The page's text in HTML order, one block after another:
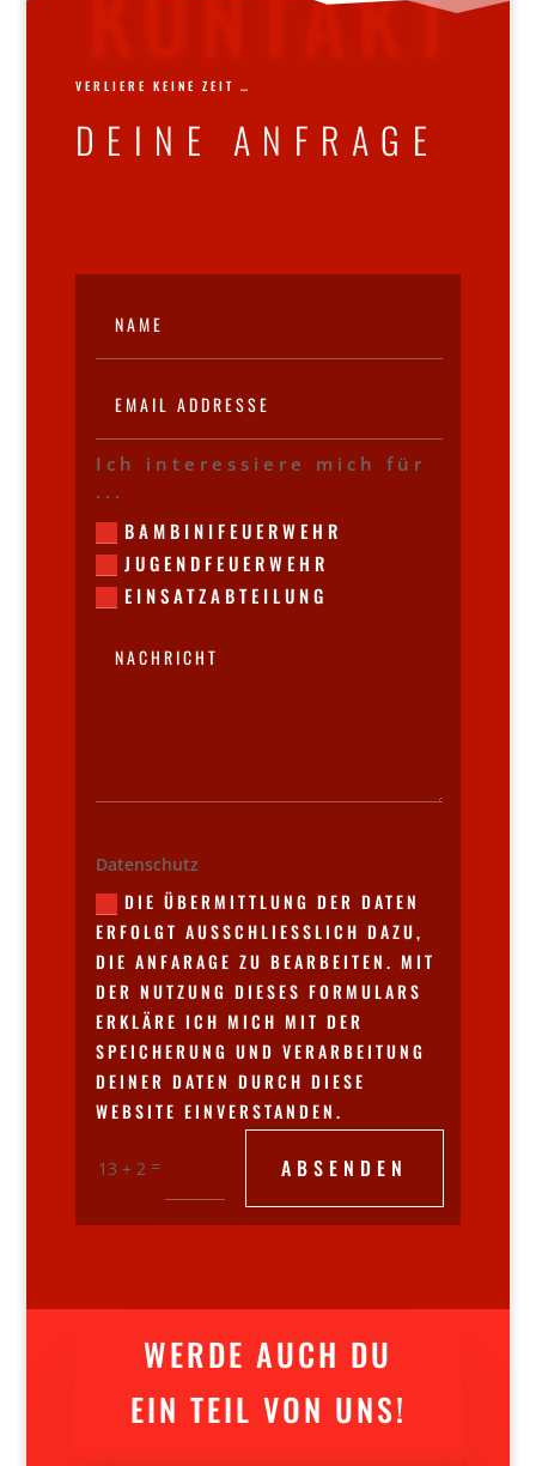
VERLIERE KEINE ZEIT …
DEINE ANFRAGE
Ich interessiere mich für
...
BAMBINIFEUERWEHR
JUGENDFEUERWEHR
EINSATZABTEILUNG
Datenschutz
DIE ÜBERMITTLUNG DER DATEN
ERFOLGT AUSSCHLIESSLICH DAZU, D
IE ANFARAGE ZU BEARBEITEN. MIT D
ER NUTZUNG DIESES FORMULARS E
RKLÄRE ICH MICH MIT DER S
PEICHERUNG UND VERARBEITUNG D
EINER DATEN DURCH DIESE W
EBSITE EINVERSTANDEN.
13 + 2 = ABSENDEN
WERDE AUCH DU
EIN TEIL VON UNS!